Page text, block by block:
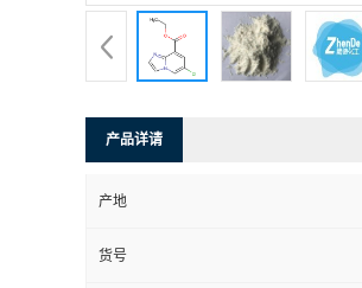
产品详请
产地
货号